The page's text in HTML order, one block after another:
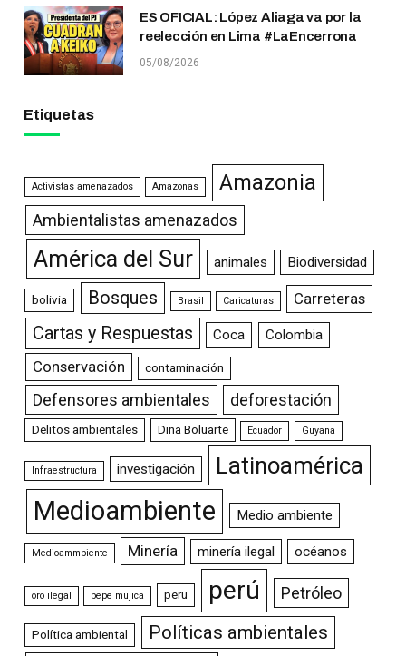
ES OFICIAL: López Aliaga va por la
reelección en Lima #LaEncerrona
05/08/2026
Etiquetas
Activistas amenazados Amazonas Amazonia
Ambientalistas amenazados
América del Sur animales Biodiversidad
bolivia Bosques Brasil Caricaturas Carreteras
Cartas y Respuestas Coca Colombia
Conservación contaminación
Defensores ambientales deforestación
Delitos ambientales Dina Boluarte Ecuador Guyana
Infraestructura investigación Latinoamérica
Medioambiente Medio ambiente
Medioammbiente Minería minería ilegal océanos
oro ilegal pepe mujica peru perú Petróleo
Política ambiental Políticas ambientales